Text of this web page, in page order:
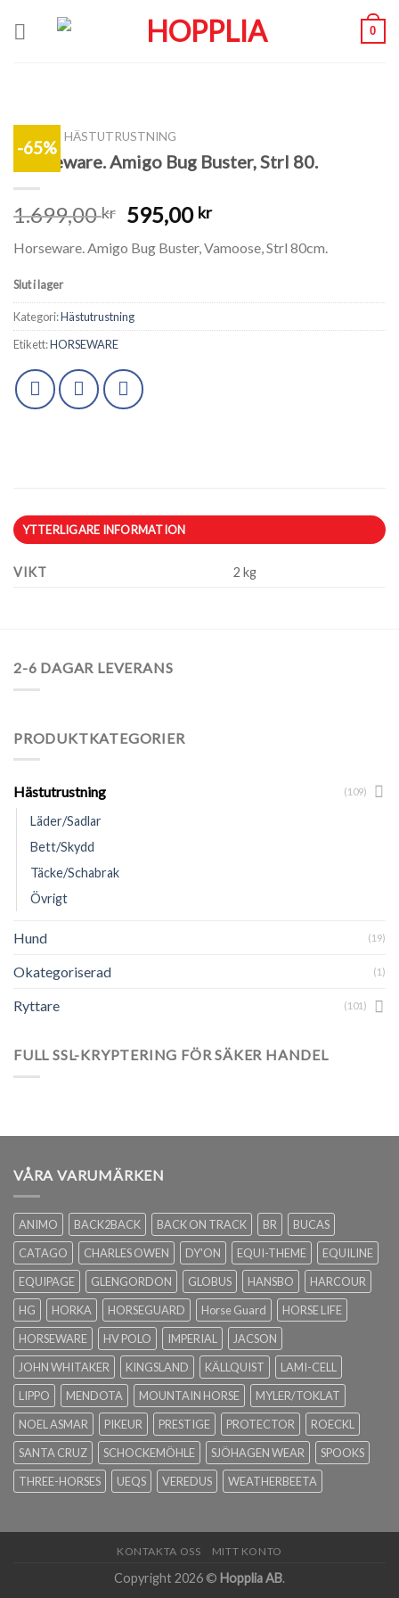
0
-65%
HÄSTUTRUSTNING
Horseware. Amigo Bug Buster, Strl 80.
1.699,00kr 595,00 kr
Horseware. Amigo Bug Buster, Vamoose, Strl 80cm.
Slut i lager
Kategori:Hästutrustning
Etikett:HORSEWARE
YTTERLIGARE INFORMATION
VIKT 2 kg
2-6 DAGAR LEVERANS
PRODUKTKATEGORIER
Hästutrustning (109)
Läder/Sadlar
Bett/Skydd
Täcke/Schabrak
Övrigt
Hund (19)
Okategoriserad (1)
Ryttare (101)
FULL SSL-KRYPTERING FÖR SÄKER HANDEL
VÅRA VARUMÄRKEN
ANIMO BACK2BACK BACK ON TRACK BR
BUCAS
CATAGO
CHARLES OWEN DY'ON EQUI-THEME
EQUILINE
EQUIPAGE
GLENGORDON GLOBUS HANSBO
HARCOUR
HG
HORKA HORSEGUARD Horse Guard
HORSE LIFE
HORSEWARE
HV POLO IMPERIAL
JACSON
JOHN WHITAKER
KINGSLAND KÄLLQUIST
LAMI-CELL
LIPPO
MENDOTA MOUNTAIN HORSE
MYLER/TOKLAT
NOEL ASMAR
PIKEUR PRESTIGE PROTECTOR
ROECKL
SANTA CRUZ
SCHOCKEMÖHLE SJÖHAGEN WEAR
SPOOKS
THREE-HORSES
UEQS VEREDUS WEATHERBEETA
KONTAKTA OSS MITT KONTO
Copyright 2026 © Hopplia AB.